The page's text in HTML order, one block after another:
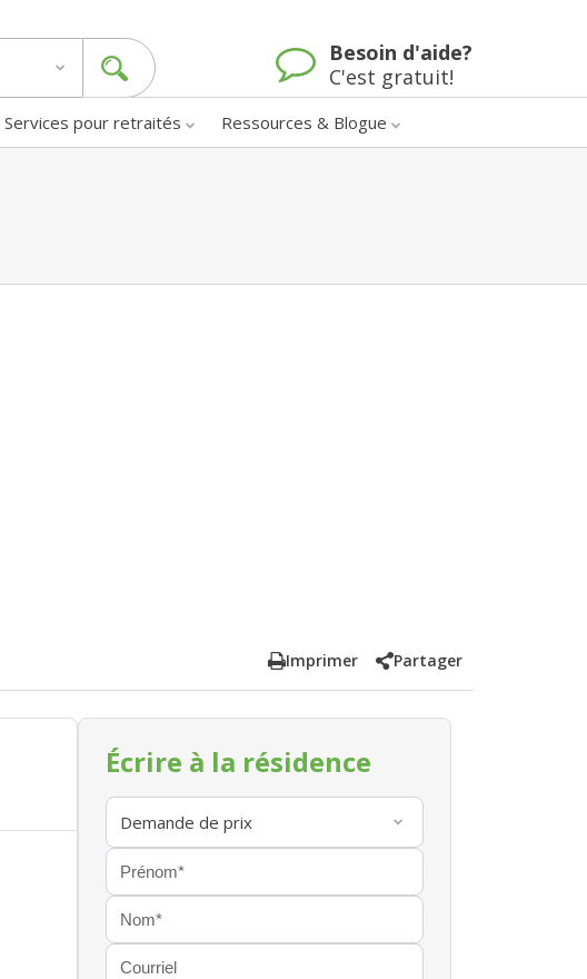
Besoin d'aide?
C'est gratuit!
Services pour retraités Ressources & Blogue
Imprimer Partager
Écrire à la résidence